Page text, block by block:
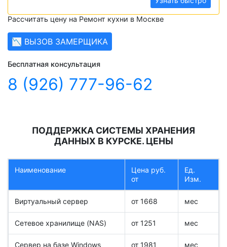
Рассчитать цену на Ремонт кухни в Москве
📉 ВЫЗОВ ЗАМЕРЩИКА
Бесплатная консультация
8 (926) 777-96-62
ПОДДЕРЖКА СИСТЕМЫ ХРАНЕНИЯ
ДАННЫХ В КУРСКЕ. ЦЕНЫ
Наименование
Цена руб.
от
Ед.
Изм.
Виртуальный сервер от 1668 мес
Сетевое хранилище (NAS) от 1251 мес
Сервер на базе Windows от 1981 мес